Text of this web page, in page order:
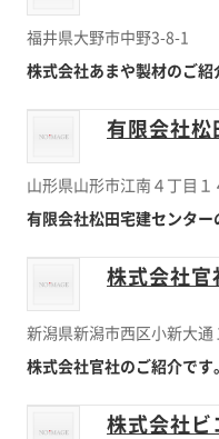
福井県大野市中野3-8-1
株式会社あまや製材のご紹
有限会社松
山形県山形市江南４丁目
有限会社松田宅建センター
株式会社官
新潟県新潟市西区小新大
株式会社官社のご紹介です。
株式会社ビ